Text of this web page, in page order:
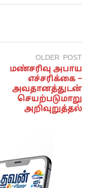
OLDER POST
மண்சரிவு அபாய
எச்சரிக்கை –
அவதானத்துடன்
செயற்படுமாறு
அறிவுறுத்தல்